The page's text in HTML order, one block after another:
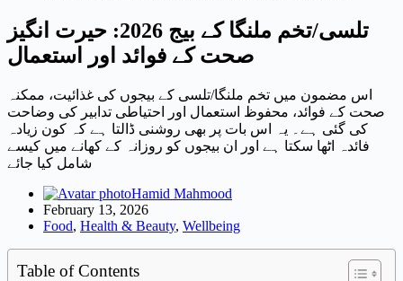
تلسی/تخم ملنگا کے بیج 2026: حیرت انگیز
صحت کے فوائد اور استعمال
اس مضمون میں تخم ملنگا/تلسی کے بیجوں کی غذائیت، ممکنہ
صحت کے فوائد، محفوظ استعمال اور احتیاطی تدابیر کی وضاحت
کی گئی ہے۔ یہ اس بات پر بھی روشنی ڈالتا ہے کہ کون زیادہ
فائدہ اٹھا سکتا ہے اور ان بیجوں کو روزانہ کے کھانے میں کیسے
شامل کیا جائے
Hamid Mahmood
February 13, 2026
Food, Health & Beauty, Wellbeing
Table of Contents